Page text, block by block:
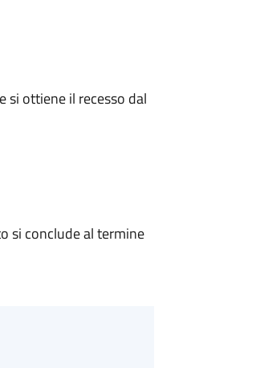
ottiene il recesso dal
si conclude al termine